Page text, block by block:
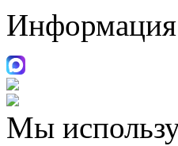
Информация
Мы